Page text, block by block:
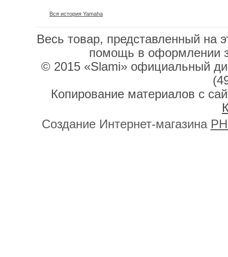
Вся история Yamaha
Весь товар, представленный на
помощь в оформлении
© 2015 «Slami» официальный
Копирование материалов с
Создание Интернет-магазина